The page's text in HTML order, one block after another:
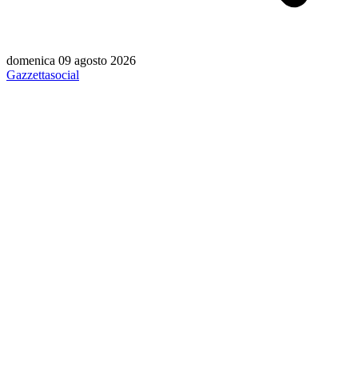
domenica 09 agosto 2026
Gazzettasocial